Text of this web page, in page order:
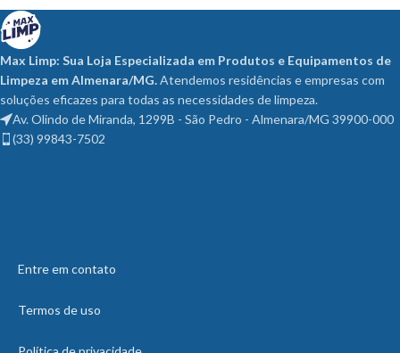
Max Limp: Sua Loja Especializada em Produtos e Equipamentos de
Limpeza em Almenara/MG.Atendemos residências e empresas com
soluções eficazes para todas as necessidades de limpeza.
Av. Olindo de Miranda, 1299B - São Pedro - Almenara/MG 39900-000
(33) 99843-7502
Entre em contato
Termos de uso